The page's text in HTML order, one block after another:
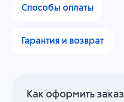
Способы оплаты
Гарантия и возврат
Как оформить заказ